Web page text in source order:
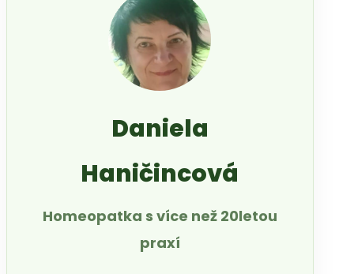
Daniela
Haničincová
Homeopatka s více než 20letou
praxí